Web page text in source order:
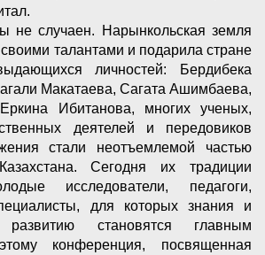
не случаен. Нарынкольская земля
своими талантами и подарила стране
личностей: Бердибека
Макатаева, Сагата Ашимбаева,
Ибитанова, многих ученых,
деятелей и передовиков
стали неотъемлемой частью
Сегодня их традиции
исследователи, педагоги,
для которых знания и
становятся главным
конференция, посвященная